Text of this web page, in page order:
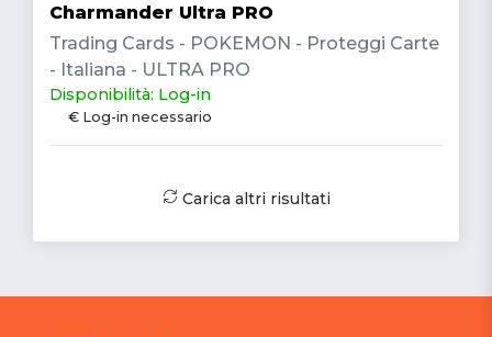
Charmander Ultra PRO
Trading Cards - POKEMON - Proteggi Carte
- Italiana - ULTRA PRO
Disponibilità: Log-in
€ Log-in necessario
Carica altri risultati